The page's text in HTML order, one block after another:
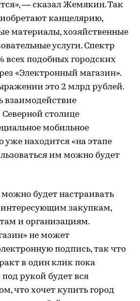
— сказал Жемякин. Так
канцелярию,
материалы, хозяйственные
услуги. Спектр
всех подобных городских
«Электронный магазин».
это 2 млрд рублей.
взаимодействие
Северной столице
мобильное
уже находится «на этапе
им можно будет
будет настраивать
закупкам,
и организациям.
не может
подпись, так что
в один клик пока
рукой будет вся
что хочет купить город